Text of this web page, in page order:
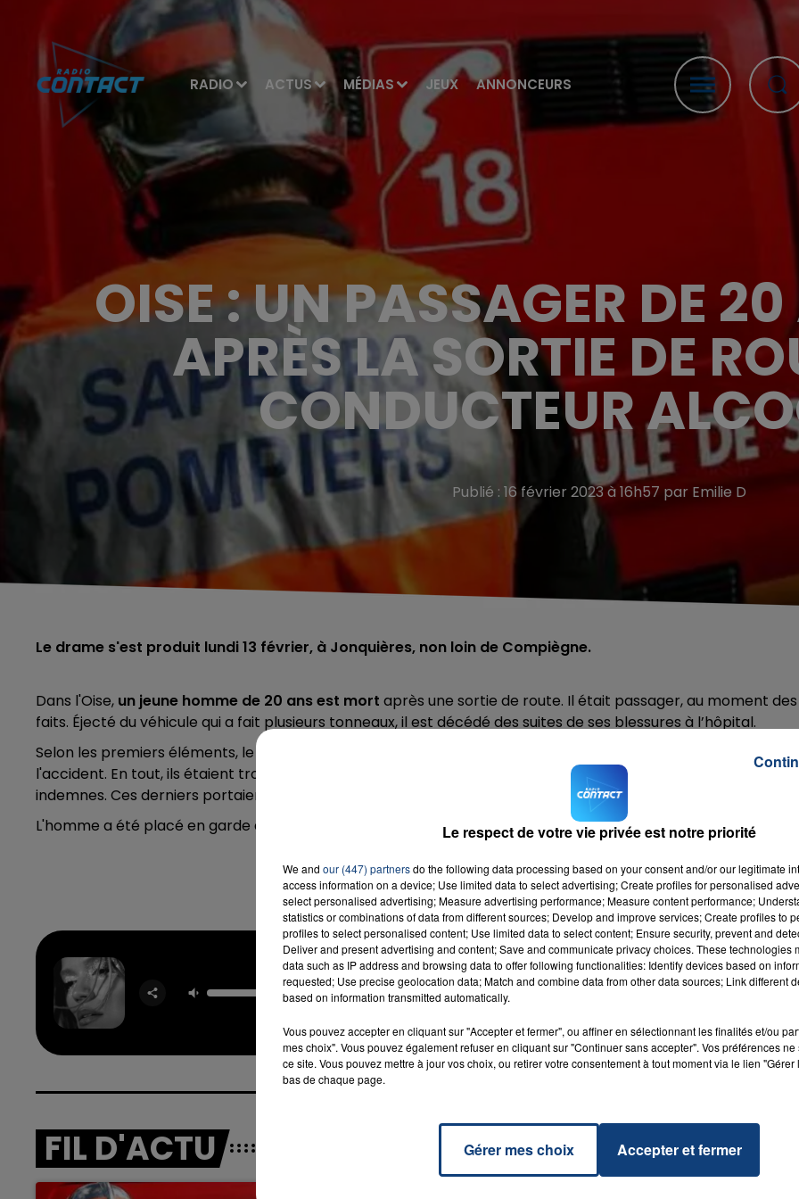
RADIO ACTUS MÉDIAS JEUX ANNONCEURS
OISE : UN PASSAGER DE
APRÈS LA SORTIE DE
CONDUCTEUR
Publié : 16 février 2023 à 16h57 par Emilie D
Le drame s'est produit lundi 13 février, à Jonquières, non loin de Compiègne.
Dans l'Oise, un jeune homme de 20 ans est mort après une sortie de route. Il était passager, au moment des
faits. Éjecté du véhicule qui a fait plusieurs tonneaux, il est décédé des suites de ses blessures à l’hôpital.
Selon les premiers éléments, le jeune homme décédé
, au moment de
l'accident. En tout, ils étaient trois à bord, tous ouvriers dans le Compiégnois. Les deux autres s’en sont sortis
indemnes. Ces derniers portaient leur ceinture de sécurité mais le conducteur a étécontrôlé positif à
L'homme a été placé en garde à vue dans le cadre d’une enquête ouverte pour homicide involontaire.
Matadora
KAROL G
RADIO CONTACT
FIL D'ACTU
Le respect de votre vie privée est notre priorité
We and our (447) partnersdo the following data processing based on your consent and/or our legitimate
access information on a device; Use limited data to select advertising; Create profiles for personalised
select personalised advertising; Measure advertising performance; Measure content performance;
statistics or combinations of data from different sources; Develop and improve services; Create profiles to
profiles to select personalised content; Use limited data to select content; Ensure security, prevent and
Deliver and present advertising and content; Save and communicate privacy choices. These technologies
data such as IP address and browsing data to offer following functionalities: Identify devices based on
requested; Use precise geolocation data; Match and combine data from other data sources; Link different
based on information transmitted automatically.
Vous pouvez accepter en cliquant sur "Accepter et fermer", ou affiner en sélectionnant les finalités et/ou
mes choix". Vous pouvez également refuser en cliquant sur "Continuer sans accepter". Vos préférences
ce site. Vous pouvez mettre à jour vos choix, ou retirer votre consentement à tout moment via le lien
bas de chaque page.
Gérer mes choix Accepter et fermer